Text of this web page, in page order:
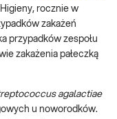
rocznie w
zakażeń
przypadków zespołu
zakażenia pałeczką
agalactiae
u noworodków.